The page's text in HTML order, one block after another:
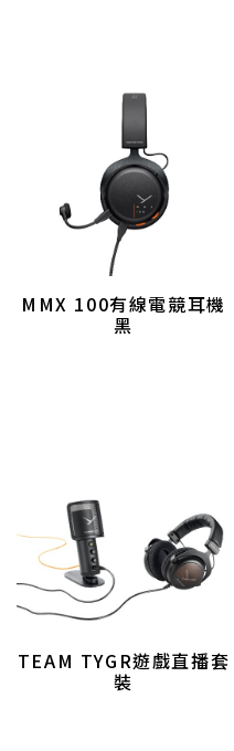
MMX 100有線電競耳機
黑
TEAM TYGR遊戲直播套
裝